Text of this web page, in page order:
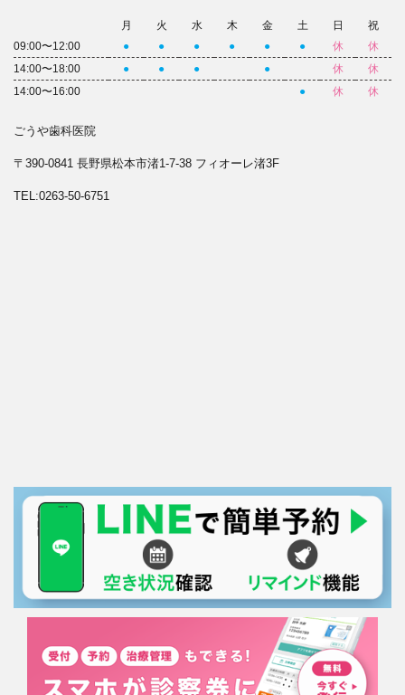
月 火 水 木 金 土 日
祝
09:00〜12:00
● ● ● ● ● ● 休
休
14:00〜18:00
● ● ● ● 休
休
14:00〜16:00
● 休 休
ごうや歯科医院
〒390-0841 長野県松本市渚1-7-38 フィオーレ渚3F
TEL:0263-50-6751